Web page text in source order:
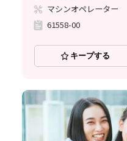
マシンオペレーター
61558-00
キープする